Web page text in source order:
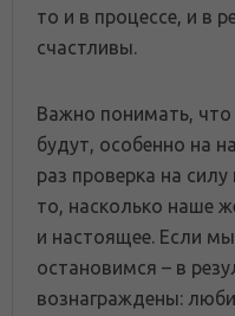
то и в процессе, и в
счастливы.
Важно понимать, что
будут, особенно на
раз проверка на
то, насколько наше
и настоящее. Если
остановимся – в
вознаграждены: